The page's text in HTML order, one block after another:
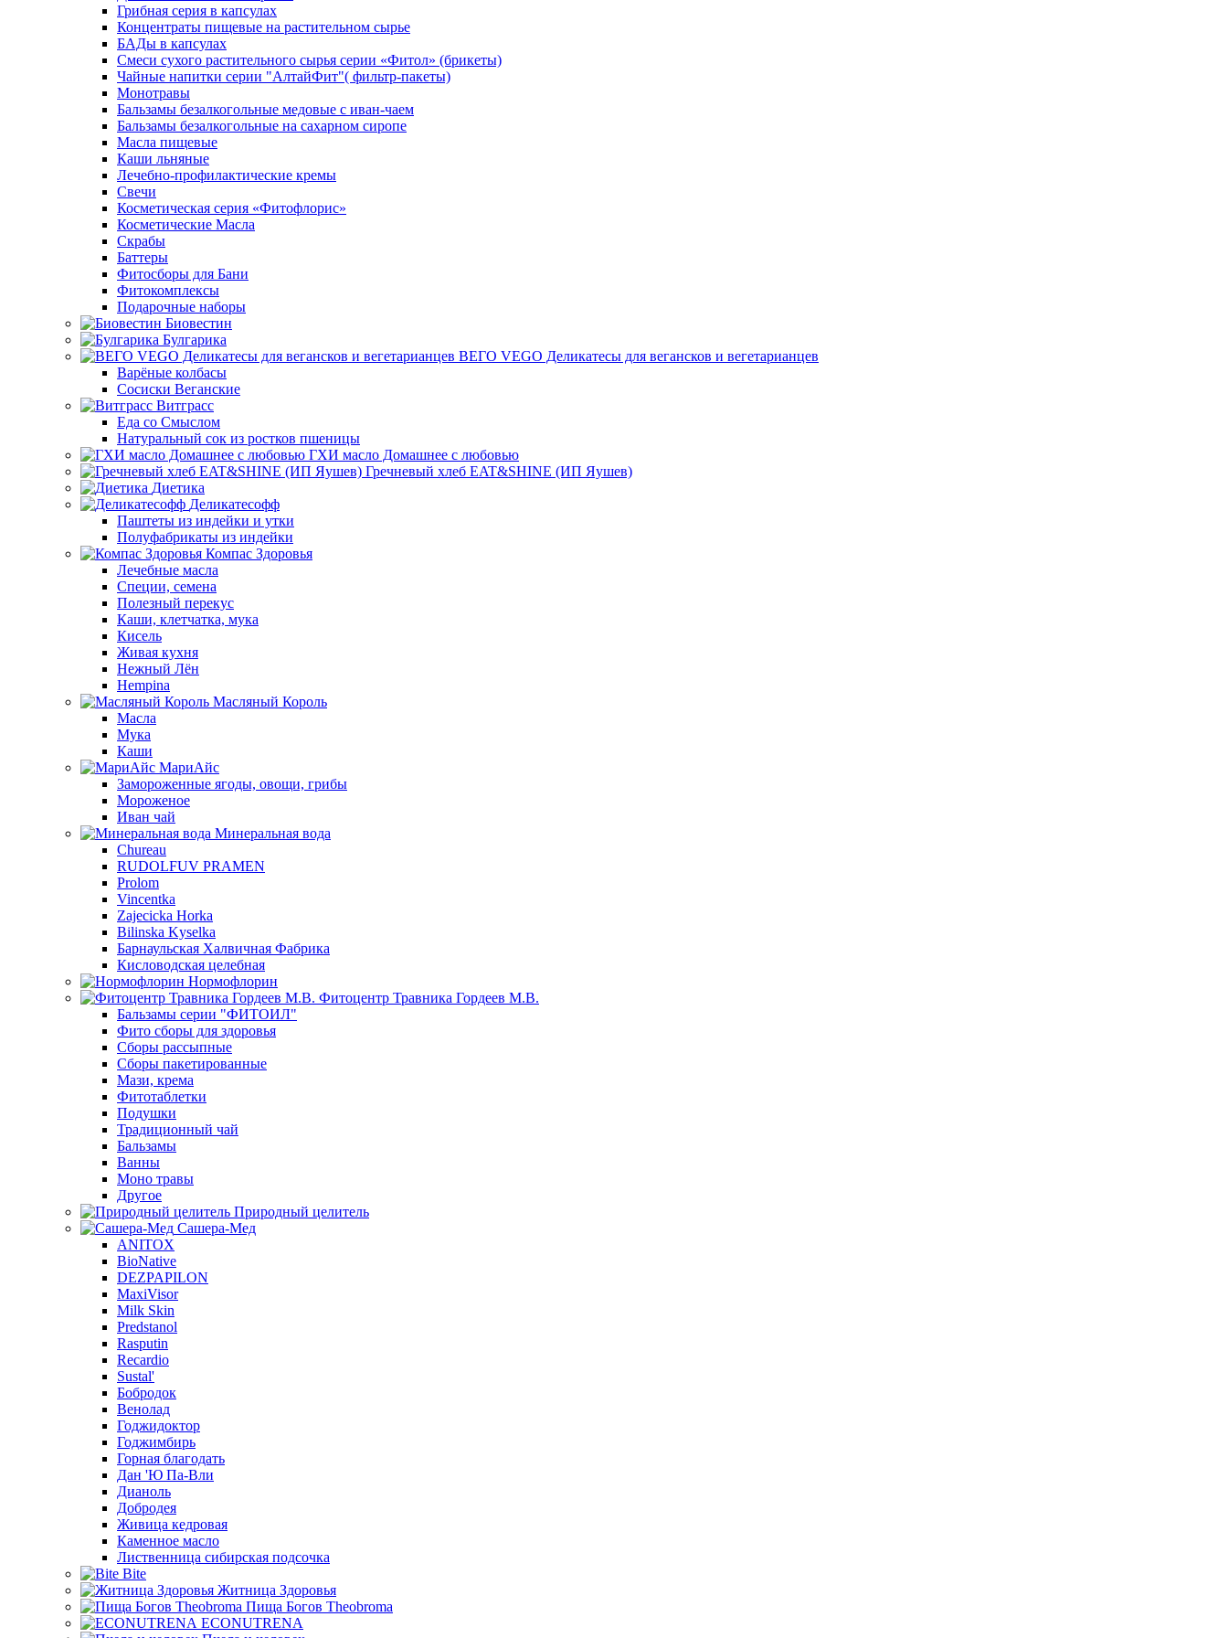
Грибная серия в капсулах
Концентраты пищевые на растительном сырье
БАДы в капсулах
Смеси сухого растительного сырья серии «Фитол» (брикеты)
Чайные напитки серии "АлтайФит"( фильтр-пакеты)
Монотравы
Бальзамы безалкогольные медовые с иван-чаем
Бальзамы безалкогольные на сахарном сиропе
Масла пищевые
Каши льняные
Лечебно-профилактические кремы
Свечи
Косметическая серия «Фитофлорис»
Косметические Масла
Скрабы
Баттеры
Фитосборы для Бани
Фитокомплексы
Подарочные наборы
Биовестин
Булгарика
ВЕГО VEGO Деликатесы для вегансков и вегетарианцев
Варёные колбасы
Сосиски Веганские
Витграсс
Еда со Смыслом
Натуральный сок из ростков пшеницы
ГХИ масло Домашнее с любовью
Гречневый хлеб EAT&SHINE (ИП Яушев)
Диетика
Деликатесофф
Паштеты из индейки и утки
Полуфабрикаты из индейки
Компас Здоровья
Лечебные масла
Специи, семена
Полезный перекус
Каши, клетчатка, мука
Кисель
Живая кухня
Нежный Лён
Hempina
Масляный Король
Масла
Мука
Каши
МариАйс
Замороженные ягоды, овощи, грибы
Мороженое
Иван чай
Минеральная вода
Chureau
RUDOLFUV PRAMEN
Prolom
Vincentka
Zajecicka Horka
Bilinska Kyselka
Барнаульская Халвичная Фабрика
Кисловодская целебная
Нормофлорин
Фитоцентр Травника Гордеев М.В.
Бальзамы серии "ФИТОИЛ"
Фито сборы для здоровья
Сборы рассыпные
Сборы пакетированные
Мази, крема
Фитотаблетки
Подушки
Традиционный чай
Бальзамы
Ванны
Моно травы
Другое
Природный целитель
Сашера-Мед
ANITOX
BioNative
DEZPAPILON
MaxiVisor
Milk Skin
Predstanol
Rasputin
Recardio
Sustal'
Бобродок
Венолад
Годжидоктор
Годжимбирь
Горная благодать
Дан 'Ю Па-Вли
Дианоль
Добродея
Живица кедровая
Каменное масло
Лиственница сибирская подсочка
Bite
Житница Здоровья
Пища Богов Theobroma
ECONUTRENA